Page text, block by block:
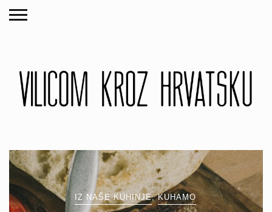
IZ NAŠE KUHINJE,KUHAMO